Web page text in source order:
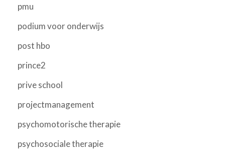
pmu
podium voor onderwijs
post hbo
prince2
prive school
projectmanagement
psychomotorische therapie
psychosociale therapie